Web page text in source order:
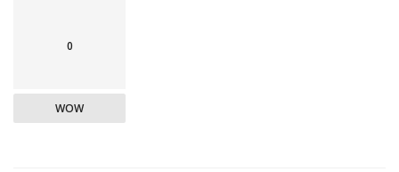
0
WOW